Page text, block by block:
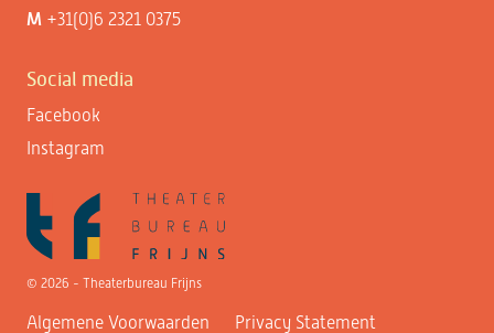
M +31(0)6 2321 0375
Social media
Facebook
Instagram
© 2026 - Theaterbureau Frijns
Algemene Voorwaarden Privacy Statement